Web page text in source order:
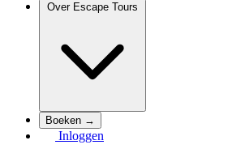
Over Escape Tours
Boeken →
Inloggen